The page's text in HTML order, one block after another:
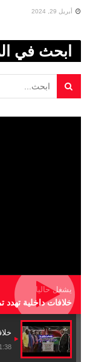
أبريل 29, 2024
ابحث في
يشغل حاليا
خلافات داخلية تهدد